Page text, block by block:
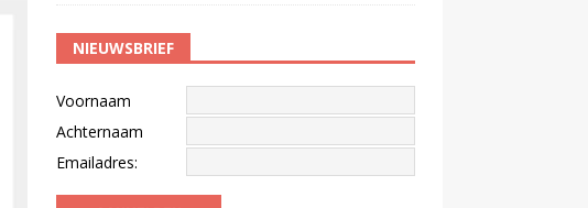
NIEUWSBRIEF
Voornaam
Achternaam
Emailadres: